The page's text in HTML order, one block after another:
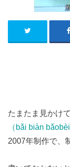
たまたま見かけ
（bǎi biàn
2007年制作で、